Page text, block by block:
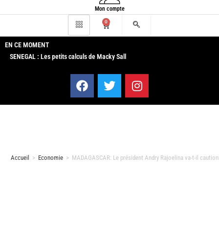
Mon compte
0
EN CE MOMENT
SENEGAL : Les petits calculs de Macky Sall
Accueil > Economie > MADAGASCAR: Le président Andry Rajoelina va-t-il